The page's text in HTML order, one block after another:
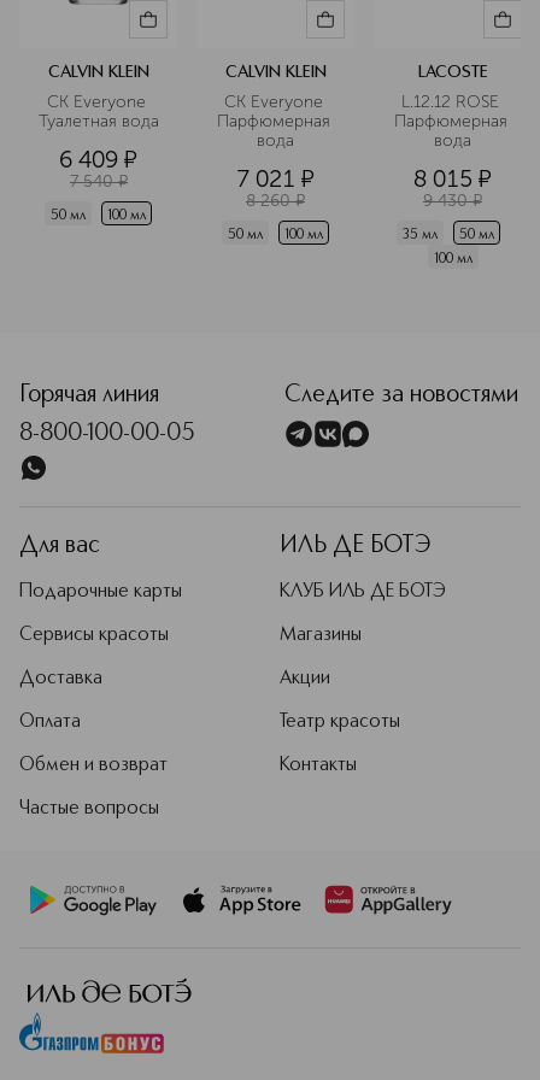
CALVIN KLEIN
CK Everyone
Туалетная вода
6 409 ¤
7 540 ¤
50 мл 100 мл
CALVIN KLEIN
CK Everyone
Парфюмерная
вода
7 021 ¤
8 260 ¤
50 мл 100 мл
LACOSTE
L.12.12 ROSE
Парфюмерная
вода
8 015 ¤
9 430 ¤
35 мл
50 мл
100 мл
Горячая линия
8-800-100-00-05
Следите за новостями
Для вас
Подарочные карты
Сервисы красоты
Доставка
Оплата
Обмен и возврат
Частые вопросы
ИЛЬ ДЕ БОТЭ
КЛУБ ИЛЬ ДЕ БОТЭ
Магазины
Акции
Театр красоты
Контакты